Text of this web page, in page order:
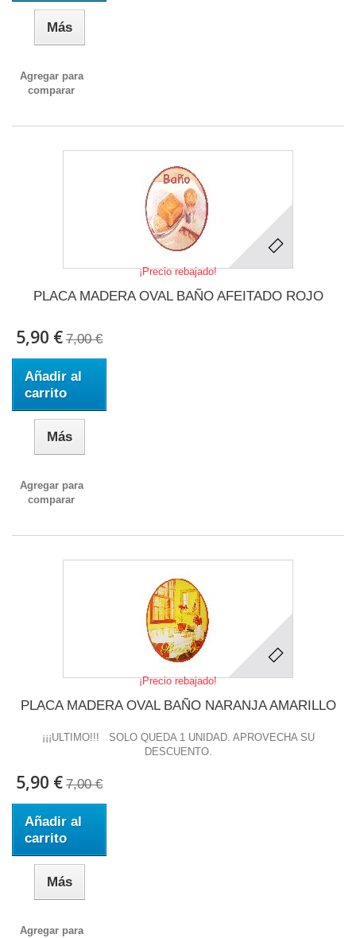
Más
Agregar para
comparar
¡Precio rebajado!
PLACA MADERA OVAL BAÑO AFEITADO ROJO
5,90 € 7,00 €
Añadir al
carrito
Más
Agregar para
comparar
¡Precio rebajado!
PLACA MADERA OVAL BAÑO NARANJA AMARILLO
¡¡¡ULTIMO!!! SOLO QUEDA 1 UNIDAD. APROVECHA SU
DESCUENTO.
5,90 € 7,00 €
Añadir al
carrito
Más
Agregar para